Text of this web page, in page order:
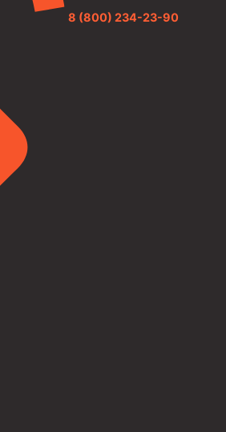
8 (800) 234-23-90